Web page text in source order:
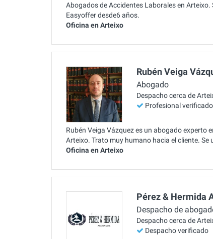
Abogados de Accidentes Laborales en
Easyoffer desde6 años.
Oficina en Arteixo
Rubén Veiga
Abogado
Despacho cerca de
Profesional verificado
Rubén Veiga Vázquez es un abogado experto
Arteixo. Trato muy humano hacia el cliente. Se
Oficina en Arteixo
Pérez & Hermida
Despacho de
Despacho cerca de
Despacho verificado